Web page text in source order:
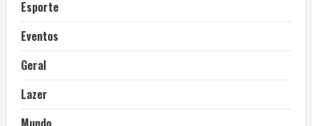
Esporte
Eventos
Geral
Lazer